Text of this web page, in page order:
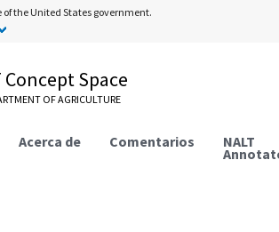
the United States government.
Concept Space
OF AGRICULTURE
Acerca de Comentarios NALT